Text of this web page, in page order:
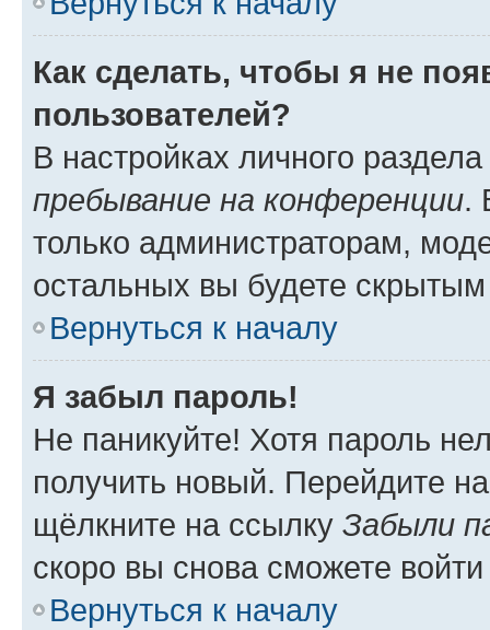
Как сделать, чтобы я не
пользователей?
В настройках личного
пребывание на конференции.
только администраторам,
остальных вы будете
Вернуться к началу
Я забыл пароль!
Не паникуйте! Хотя пароль
получить новый. Перейдите
щёлкните на ссылку Забыли
скоро вы снова сможете
Вернуться к началу